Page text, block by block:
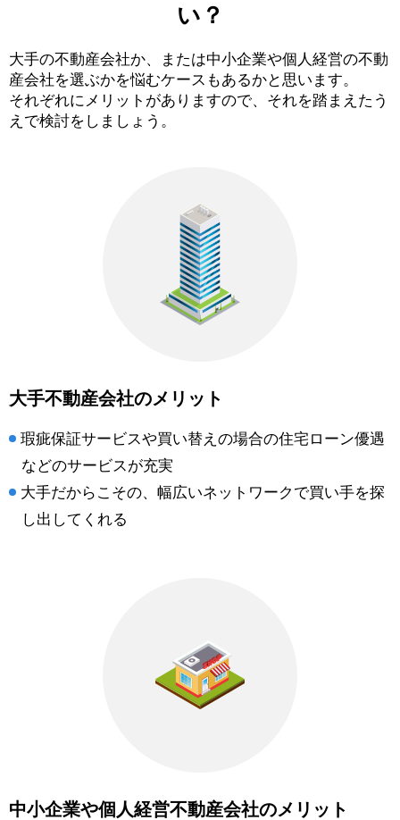
い？
大手の不動産会社か、または中小企業や個人経営の不動
産会社を選ぶかを悩むケースもあるかと思います。
それぞれにメリットがありますので、それを踏まえたう
えで検討をしましょう。
大手不動産会社のメリット
瑕疵保証サービスや買い替えの場合の住宅ローン優遇
などのサービスが充実
大手だからこその、幅広いネットワークで買い手を探
し出してくれる
中小企業や個人経営不動産会社のメリット